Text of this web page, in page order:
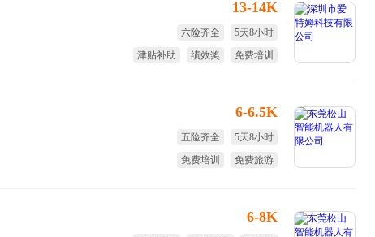
13-14K
六险齐全
5天8小时
津贴补助
绩效奖
免费培训
6-6.5K
五险齐全
5天8小时
免费培训
免费旅游
6-8K